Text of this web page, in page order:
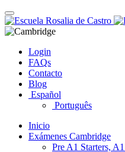
Skip
to
content
Toggle
navigation
Login
FAQs
Contacto
Blog
Español
Português
Inicio
Exámenes Cambridge
Pre A1 Starters,